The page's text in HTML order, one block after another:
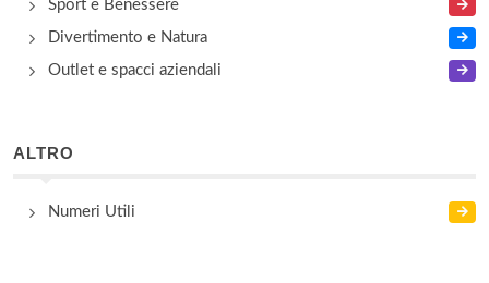
Sport e Benessere
Divertimento e Natura
Outlet e spacci aziendali
ALTRO
Numeri Utili